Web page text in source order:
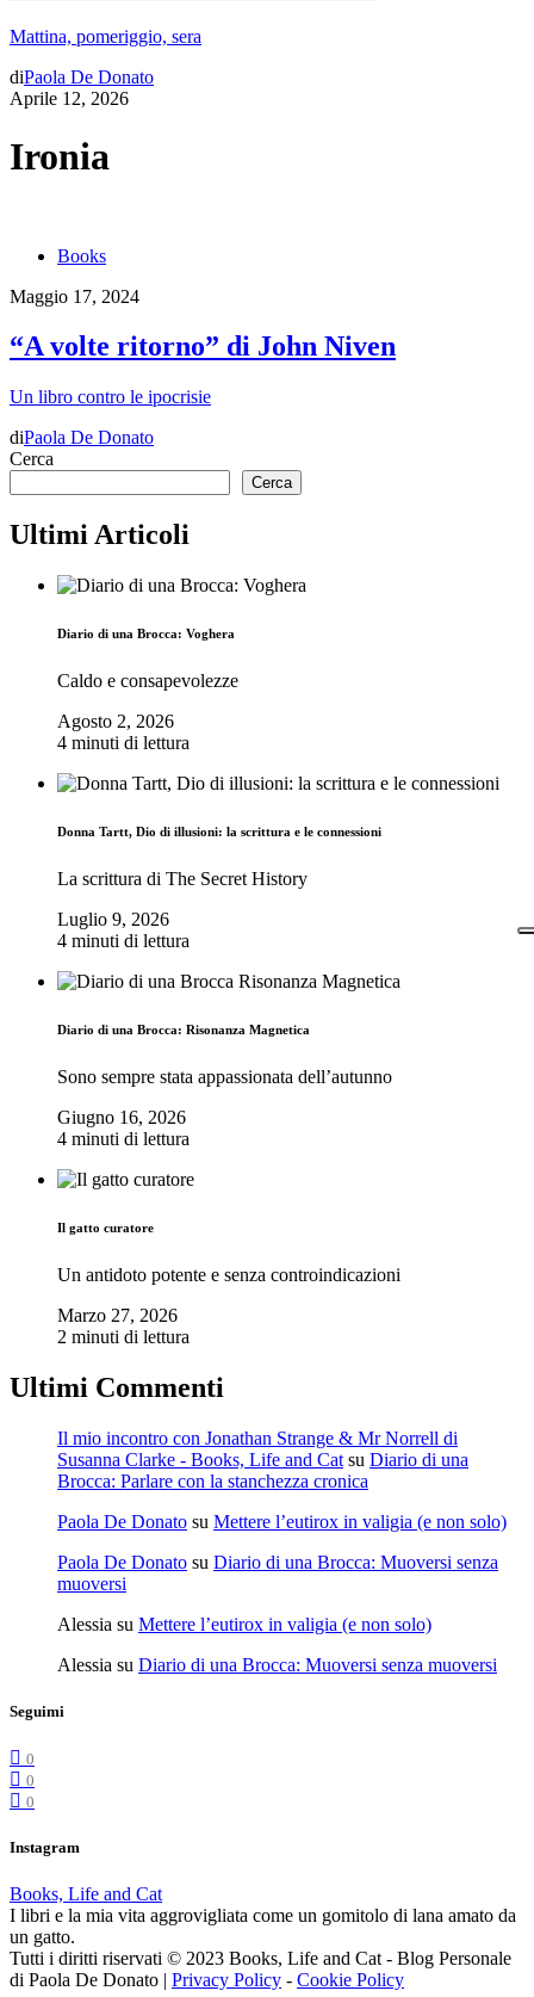
Mattina, pomeriggio, sera
diPaola De Donato
Aprile 12, 2026
Ironia
Books
Maggio 17, 2024
“A volte ritorno” di John Niven
Un libro contro le ipocrisie
diPaola De Donato
Cerca
Cerca
Ultimi Articoli
Diario di una Brocca: Voghera
Caldo e consapevolezze
Agosto 2, 2026
4 minuti di lettura
Donna Tartt, Dio di illusioni: la scrittura e le connessioni
La scrittura di The Secret History
Luglio 9, 2026
4 minuti di lettura
Diario di una Brocca: Risonanza Magnetica
Sono sempre stata appassionata dell’autunno
Giugno 16, 2026
4 minuti di lettura
Il gatto curatore
Un antidoto potente e senza controindicazioni
Marzo 27, 2026
2 minuti di lettura
Ultimi Commenti
Il mio incontro con Jonathan Strange & Mr Norrell di
Susanna Clarke - Books, Life and Cat su Diario di una
Brocca: Parlare con la stanchezza cronica
Paola De Donato su Mettere l’eutirox in valigia (e non solo)
Paola De Donato su Diario di una Brocca: Muoversi senza
muoversi
Alessia su Mettere l’eutirox in valigia (e non solo)
Alessia su Diario di una Brocca: Muoversi senza muoversi
Seguimi
0
0
0
Instagram
Books, Life and Cat
I libri e la mia vita aggrovigliata come un gomitolo di lana amato da
un gatto.
Tutti i diritti riservati © 2023 Books, Life and Cat - Blog Personale
di Paola De Donato | Privacy Policy - Cookie Policy